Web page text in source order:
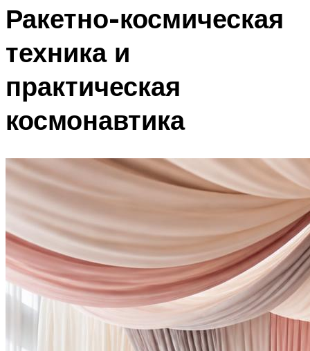
Ракетно-космическая
техника и
практическая
космонавтика